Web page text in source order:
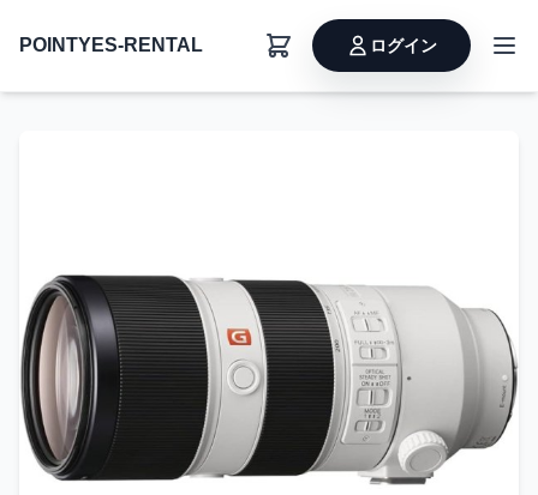
POINTYES-RENTAL ログイン